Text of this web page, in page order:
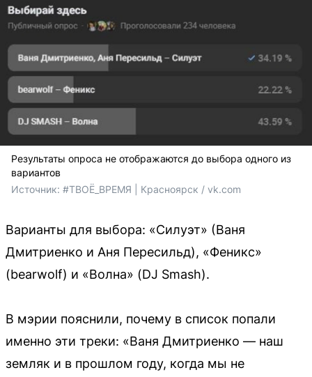
Результаты опроса не отображаются до выбора одного из
вариантов
Источник: #ТВОЁ_ВРЕМЯ | Красноярск / vk.com
Варианты для выбора: «Силуэт» (Ваня
Дмитриенко и Аня Пересильд), «Феникс»
(bearwolf) и «Волна» (DJ Smash).
В мэрии пояснили, почему в список попали
именно эти треки: «Ваня Дмитриенко — наш
земляк и в прошлом году, когда мы не